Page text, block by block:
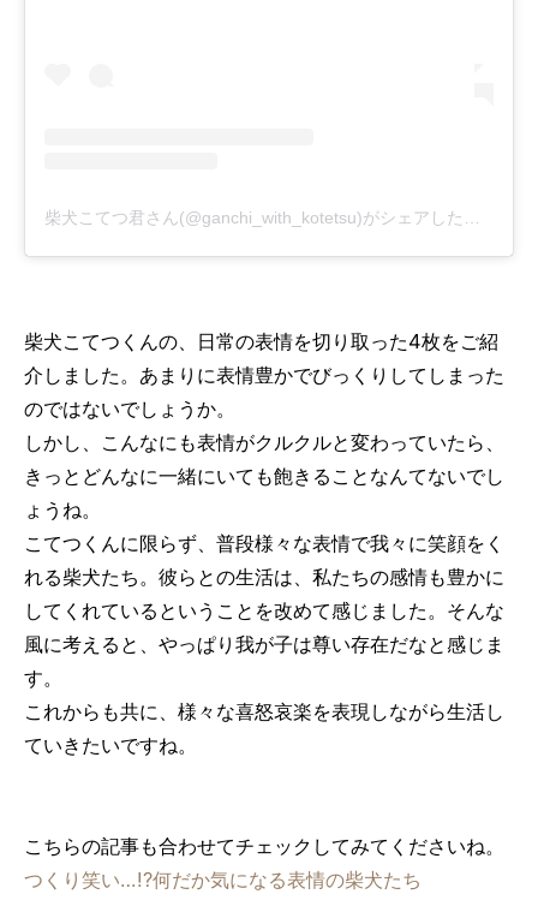
柴犬こてつくんの、日常の表情を切り取った4枚をご紹
介しました。あまりに表情豊かでびっくりしてしまった
のではないでしょうか。
しかし、こんなにも表情がクルクルと変わっていたら、
きっとどんなに一緒にいても飽きることなんてないでし
ょうね。
こてつくんに限らず、普段様々な表情で我々に笑顔をく
れる柴犬たち。彼らとの生活は、私たちの感情も豊かに
してくれているということを改めて感じました。そんな
風に考えると、やっぱり我が子は尊い存在だなと感じま
す。
これからも共に、様々な喜怒哀楽を表現しながら生活し
ていきたいですね。
こちらの記事も合わせてチェックしてみてくださいね。
つくり笑い…!?何だか気になる表情の柴犬たち